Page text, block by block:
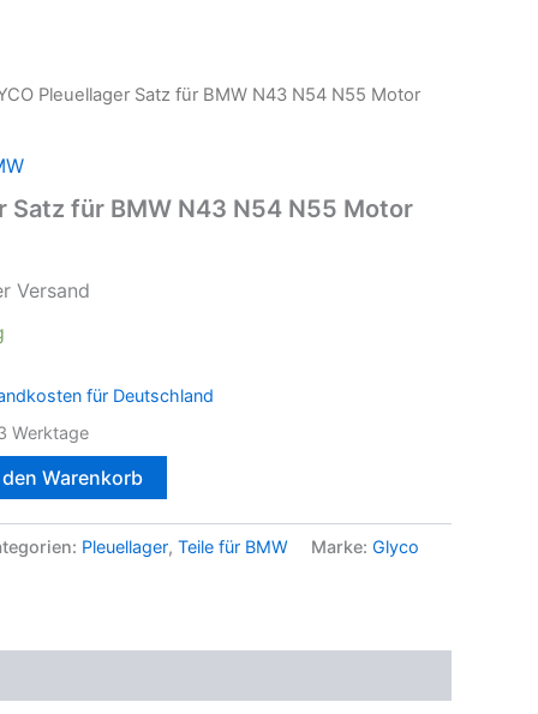
Pleuellager Satz für BMW N43 N54 N55 Motor
Satz für BMW N43 N54 N55 Motor
Versand
für Deutschland
Werktage
Warenkorb
Pleuellager, Teile für BMW Marke: Glyco